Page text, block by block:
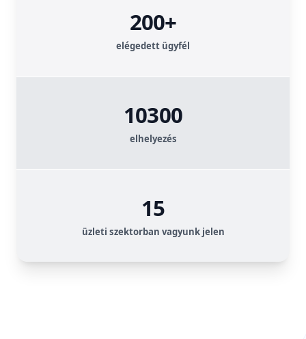
elégedett ügyfél
200+
elhelyezés
10300
üzleti szektorban vagyunk jelen
15